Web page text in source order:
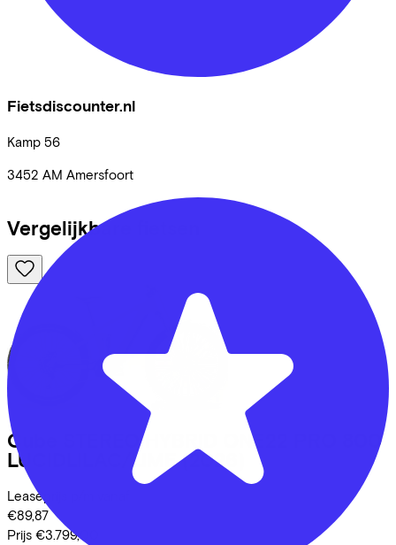
Fietsdiscounter.nl
Kamp 56
3452 AM Amersfoort
Vergelijkbare fietsen
Cube
STEREO HYBRID ONE22 PRO 800
LUCIDLILAC/LIME (2026)
Leaseprijs p/m vanaf
€89,87
Prijs €3.799,00